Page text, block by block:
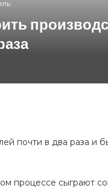
почти в два раза и
процессе сыграют